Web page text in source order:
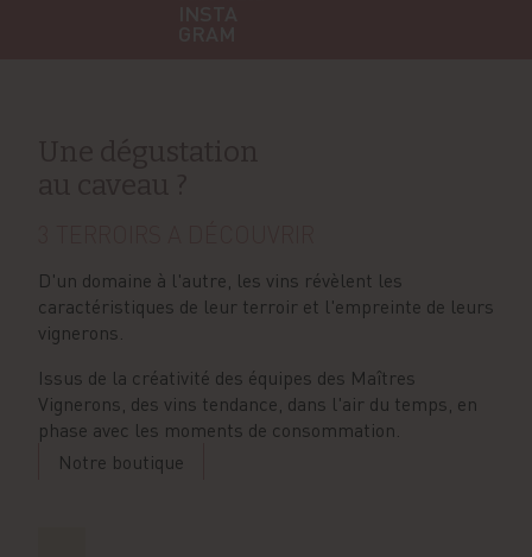
D'un domaine à l'autre, les vins révèlent les
caractéristiques de leur terroir et l'empreinte de leurs
vignerons.
Issus de la créativité des équipes des Maîtres
Vignerons, des vins tendance, dans l'air du temps, en
phase avec les moments de consommation.
Notre boutique